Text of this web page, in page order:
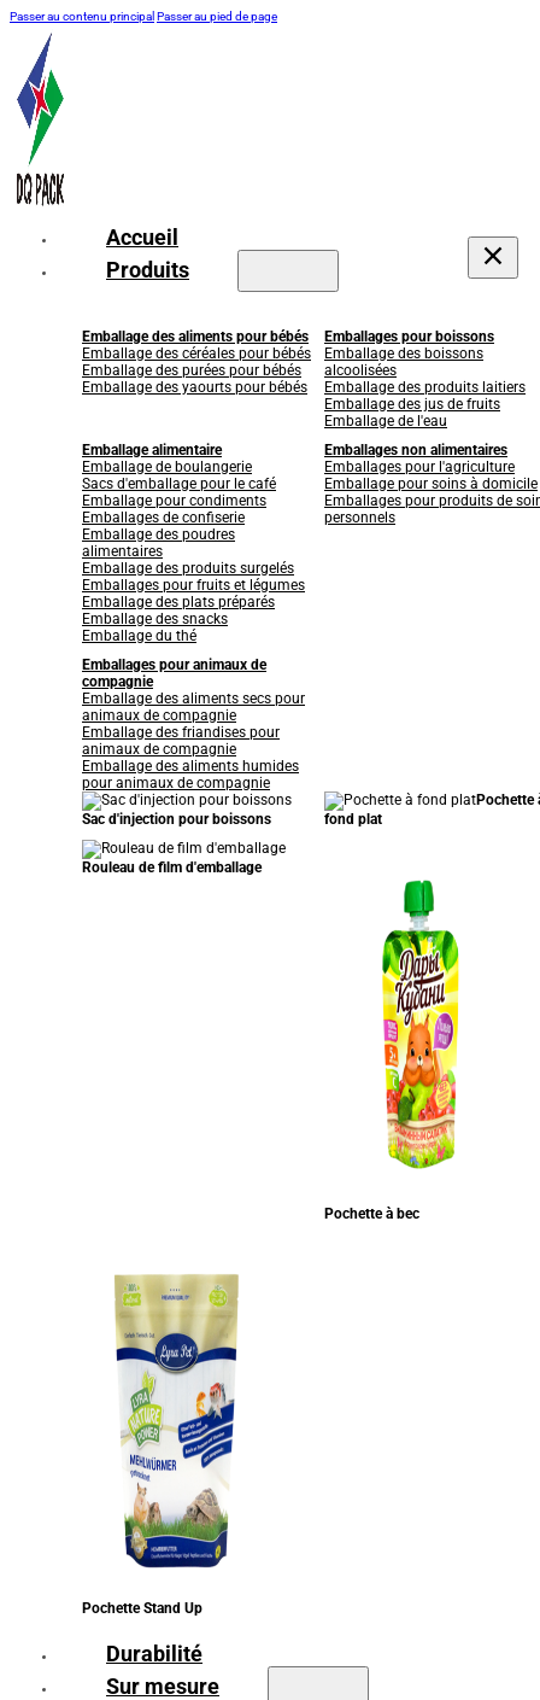
Passer au contenu principal Passer au pied de page
Accueil
Produits
Emballage des aliments pour bébés
Emballage des céréales pour bébés
Emballage des purées pour bébés
Emballage des yaourts pour bébés
Emballages pour boissons
Emballage des boissons
alcoolisées
Emballage des produits laitiers
Emballage des jus de fruits
Emballage de l'eau
Emballage alimentaire
Emballage de boulangerie
Sacs d'emballage pour le café
Emballage pour condiments
Emballages de confiserie
Emballage des poudres
alimentaires
Emballage des produits surgelés
Emballages pour fruits et légumes
Emballage des plats préparés
Emballage des snacks
Emballage du thé
Emballages non alimentaires
Emballages pour l'agriculture
Emballage pour soins à domicile
Emballages pour produits de
personnels
Emballages pour animaux de
compagnie
Emballage des aliments secs pour
animaux de compagnie
Emballage des friandises pour
animaux de compagnie
Emballage des aliments humides
pour animaux de compagnie
Sac d'injection pour boissons
Pochette
fond plat
Rouleau de film d'emballage
Pochette à bec
Pochette Stand Up
Durabilité
Sur mesure